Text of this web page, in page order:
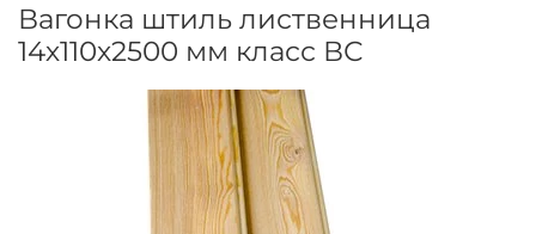
Вагонка штиль лиственница
14х110х2500 мм класс ВС